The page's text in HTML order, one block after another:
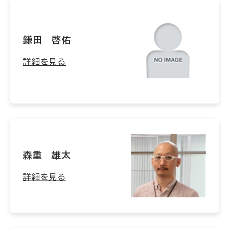
鎌田 啓佑
詳細を見る
森重 雄太
詳細を見る